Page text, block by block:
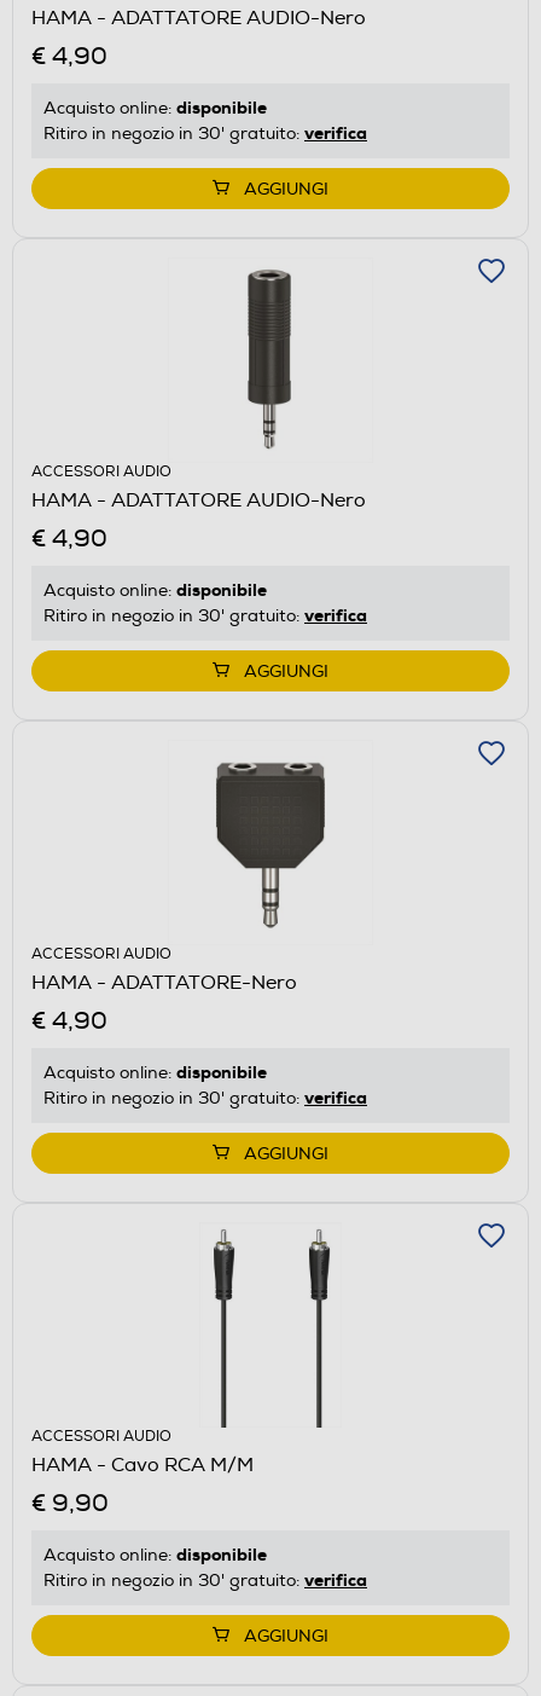
HAMA - ADATTATORE AUDIO-Nero
€ 4,90
Acquisto online: disponibile
Ritiro in negozio in 30' gratuito: verifica
AGGIUNGI
ACCESSORI AUDIO
HAMA - ADATTATORE AUDIO-Nero
€ 4,90
Acquisto online: disponibile
Ritiro in negozio in 30' gratuito: verifica
AGGIUNGI
ACCESSORI AUDIO
HAMA - ADATTATORE-Nero
€ 4,90
Acquisto online: disponibile
Ritiro in negozio in 30' gratuito: verifica
AGGIUNGI
ACCESSORI AUDIO
HAMA - Cavo RCA M/M
€ 9,90
Acquisto online: disponibile
Ritiro in negozio in 30' gratuito: verifica
AGGIUNGI